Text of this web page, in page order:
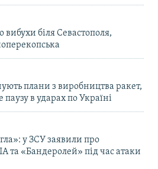
вибухи біля Севастополя,
плани з виробництва ракет,
в ударах по Україні
у ЗСУ заявили про
та «Бандеролей» під час атаки